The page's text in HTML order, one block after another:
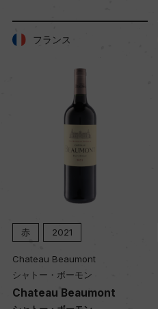
35ー50年
品質分類・原産地呼称
格付
ー
フランス
赤 2021
Chateau Beaumont
シャトー・ボーモン
Chateau Beaumont